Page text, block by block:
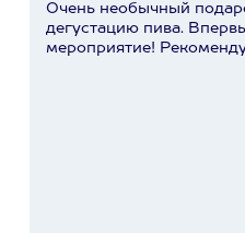
Очень необычный
дегустацию пива.
мероприятие!